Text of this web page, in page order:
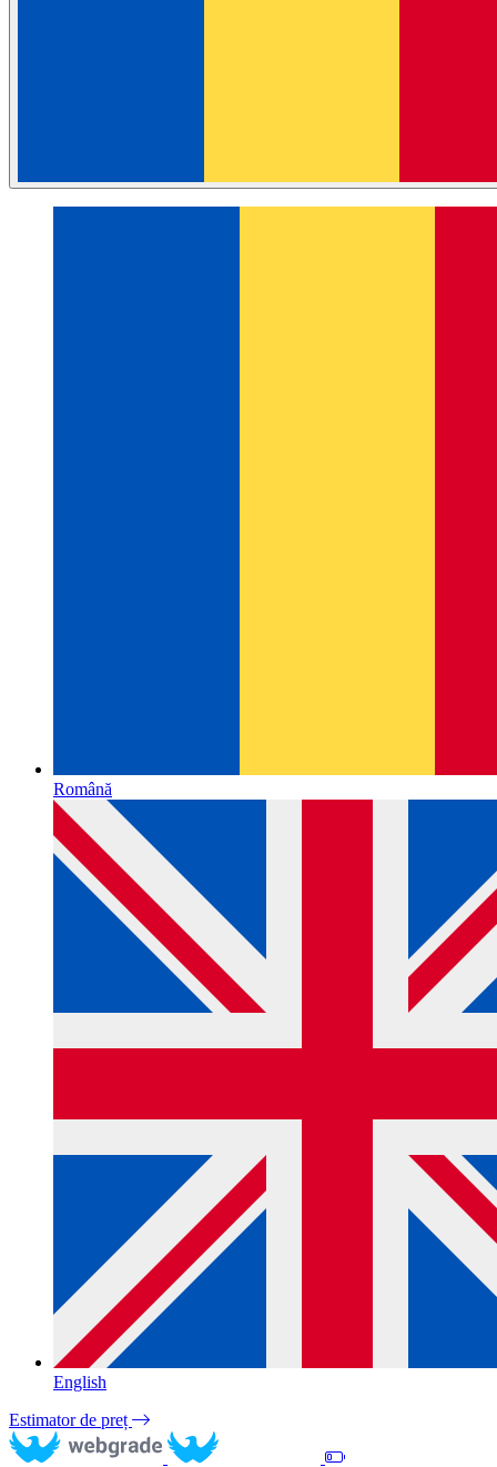
Română
English
Estimator de preț